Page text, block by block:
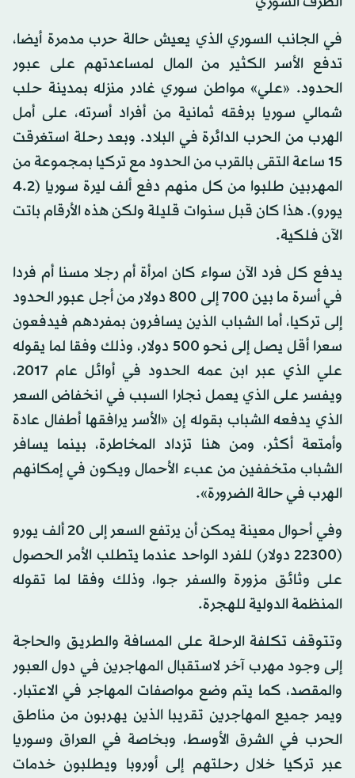
في الجانب السوري الذي يعيش حالة حرب مدمرة أيضا،
تدفع الأسر الكثير من المال لمساعدتهم على عبور
الحدود. «علي» مواطن سوري غادر منزله بمدينة حلب
شمالي سوريا برفقه ثمانية من أفراد أسرته، على أمل
الهرب من الحرب الدائرة في البلاد. وبعد رحلة استغرقت
15 ساعة التقى بالقرب من الحدود مع تركيا بمجموعة من
المهربين طلبوا من كل منهم دفع ألف ليرة سوريا (2.‏4
يورو). هذا كان قبل سنوات قليلة ولكن هذه الأرقام باتت
الآن فلكية.
يدفع كل فرد الآن سواء كان امرأة أم رجلا مسنا أم فردا
في أسرة ما بين 700 إلى 800 دولار من أجل عبور الحدود
إلى تركيا، أما الشباب الذين يسافرون بمفردهم فيدفعون
سعرا أقل يصل إلى نحو 500 دولار، وذلك وفقا لما يقوله
علي الذي عبر ابن عمه الحدود في أوائل عام 2017،
ويفسر على الذي يعمل نجارا السبب في انخفاض السعر
الذي يدفعه الشباب بقوله إن «الأسر يرافقها أطفال عادة
وأمتعة أكثر، ومن هنا تزداد المخاطرة، بينما يسافر
الشباب متخففين من عبء الأحمال ويكون في إمكانهم
الهرب في حالة الضرورة».
وفي أحوال معينة يمكن أن يرتفع السعر إلى 20 ألف يورو
(22300 دولار) للفرد الواحد عندما يتطلب الأمر الحصول
على وثائق مزورة والسفر جوا، وذلك وفقا لما تقوله
المنظمة الدولية للهجرة.
وتتوقف تكلفة الرحلة على المسافة والطريق والحاجة
إلى وجود مهرب آخر لاستقبال المهاجرين في دول العبور
والمقصد، كما يتم وضع مواصفات المهاجر في الاعتبار.
ويمر جميع المهاجرين تقريبا الذين يهربون من مناطق
الحرب في الشرق الأوسط، وبخاصة في العراق وسوريا
عبر تركيا خلال رحلتهم إلى أوروبا ويطلبون خدمات